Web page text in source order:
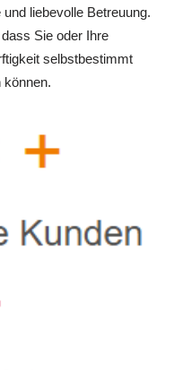
liebevolle Betreuung.
Sie oder Ihre
selbstbestimmt
können.